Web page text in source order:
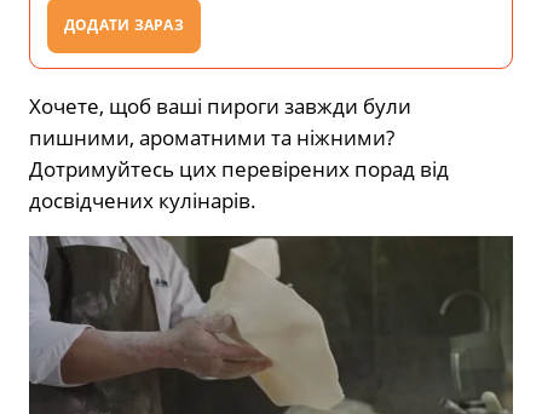
ДОДАТИ ЗАРАЗ
Хочете, щоб ваші пироги завжди були
пишними, ароматними та ніжними?
Дотримуйтесь цих перевірених порад від
досвідчених кулінарів.